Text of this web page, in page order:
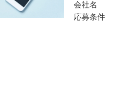
会社名
応募条件